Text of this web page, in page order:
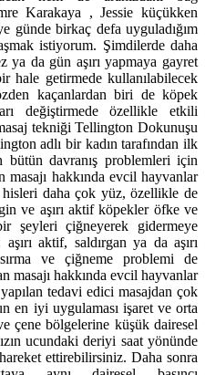
Karakaya , Jessie küçükken
günde birkaç defa uyguladığım
istiyorum. Şimdilerde daha
da gün aşırı yapmaya gayret
hale getirmede kullanılabilecek
kaçanlardan biri de köpek
değiştirmede özellikle etkili
tekniği Tellington Dokunuşu
adlı bir kadın tarafından ilk
bütün davranış problemleri için
hakkında evcil hayvanlar
daha çok yüz, özellikle de
ve aşırı aktif köpekler öfke ve
şeyleri çiğneyerek gidermeye
aktif, saldırgan ya da aşırı
ve çiğneme problemi de
masajı hakkında evcil hayvanlar
tedavi edici masajdan çok
en iyi uygulaması işaret ve orta
çene bölgelerine küşük dairesel
ucundaki deriyi saat yönünde
ettirebilirsiniz. Daha sonra